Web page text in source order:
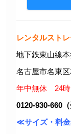
レンタルスト
地下鉄東山線
名古屋市名東
年中無休 24時
0120-930-660
≪サイズ・料